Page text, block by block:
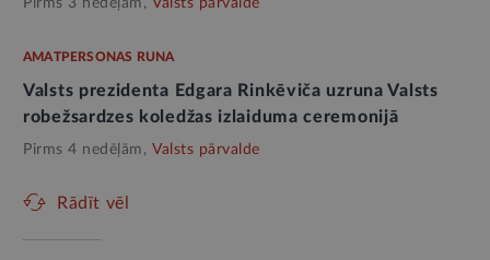
Pirms 3 nedēļām, Valsts pārvalde
AMATPERSONAS RUNA
Valsts prezidenta Edgara Rinkēviča uzruna Valsts
robežsardzes koledžas izlaiduma ceremonijā
Pirms 4 nedēļām, Valsts pārvalde
Rādīt vēl